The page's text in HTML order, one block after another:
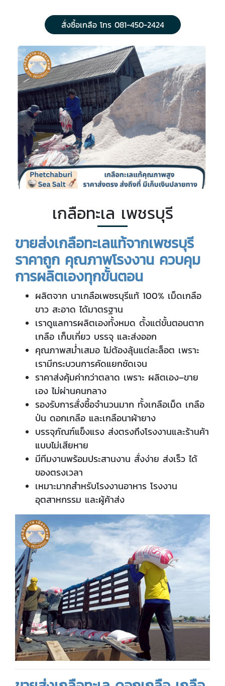
สั่งซื้อเกลือ โทร 081-450-2424
เกลือทะเล เพชรบุรี
ขายส่งเกลือทะเลแท้จากเพชรบุรี
ราคาถูก คุณภาพโรงงาน ควบคุม
การผลิตเองทุกขั้นตอน
ผลิตจาก นาเกลือเพชรบุรีแท้ 100% เม็ดเกลือ
ขาว สะอาด ได้มาตรฐาน
เราดูแลการผลิตเองทั้งหมด ตั้งแต่ขั้นตอนตาก
เกลือ เก็บเกี่ยว บรรจุ และส่งออก
คุณภาพสม่ำเสมอ ไม่ต้องลุ้นแต่ละล็อต เพราะ
เรามีกระบวนการคัดแยกชัดเจน
ราคาส่งคุ้มค่ากว่าตลาด เพราะ ผลิตเอง–ขาย
เอง ไม่ผ่านคนกลาง
รองรับการสั่งซื้อจำนวนมาก ทั้งเกลือเม็ด เกลือ
ป่น ดอกเกลือ และเกลือนาผ้ายาง
บรรจุภัณฑ์แข็งแรง ส่งตรงถึงโรงงานและร้านค้า
แบบไม่เสียหาย
มีทีมงานพร้อมประสานงาน สั่งง่าย ส่งเร็ว ได้
ของตรงเวลา
เหมาะมากสำหรับโรงงานอาหาร โรงงาน
อุตสาหกรรม และผู้ค้าส่ง